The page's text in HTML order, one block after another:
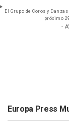
El Grupo de Coros y
próximo
-
Europa Press